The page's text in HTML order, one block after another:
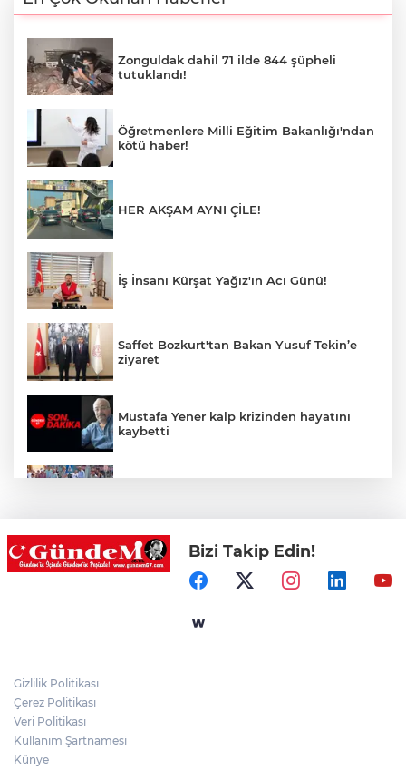
Zonguldak dahil 71 ilde 844 şüpheli
tutuklandı!
Öğretmenlere Milli Eğitim Bakanlığı'ndan
kötü haber!
HER AKŞAM AYNI ÇİLE!
İş İnsanı Kürşat Yağız'ın Acı Günü!
Saffet Bozkurt'tan Bakan Yusuf Tekin’e
ziyaret
Mustafa Yener kalp krizinden hayatını
kaybetti
Zonguldak'ta Rüzgarlımeşe İlkokulu'nun
yıkımı gerçekleştirildi!
Bizi Takip Edin!
Gizlilik Politikası
Çerez Politikası
Veri Politikası
Kullanım Şartnamesi
Künye